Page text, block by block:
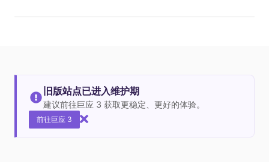
旧版站点已进入维护期
建议前往巨应 3 获取更稳定、更好的体验。
前往巨应 3